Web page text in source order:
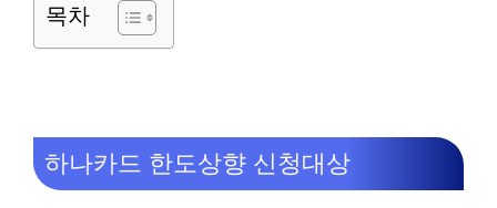
목차
하나카드 한도상향 신청대상